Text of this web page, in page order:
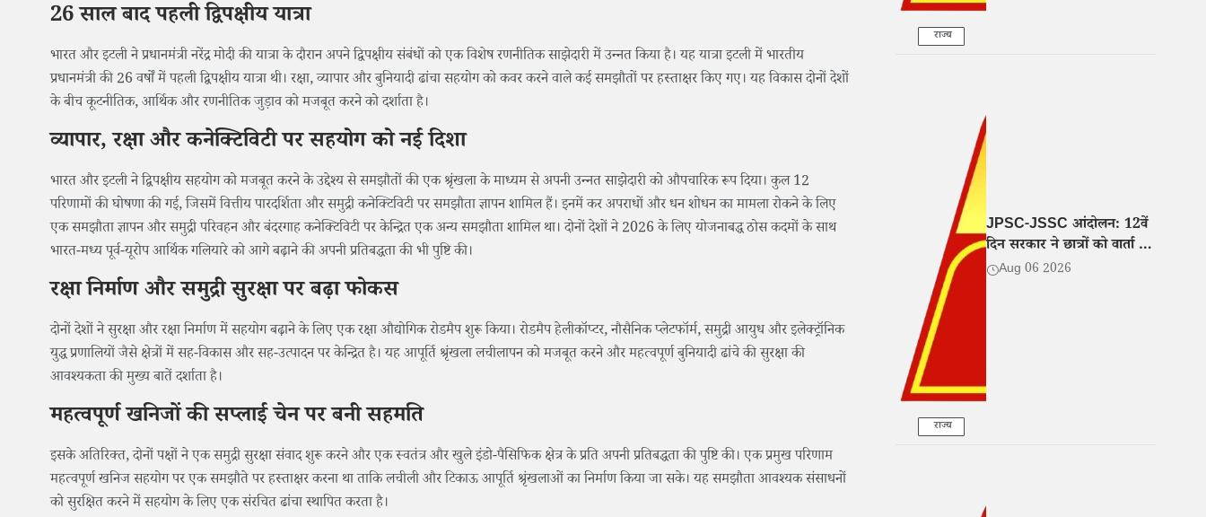
26 साल बाद पहली द्विपक्षीय यात्रा
भारत और इटली ने प्रधानमंत्री नरेंद्र मोदी की यात्रा के दौरान अपने द्विपक्षीय संबंधों को एक विशेष रणनीतिक साझेदारी में उन्नत किया है। यह यात्रा इटली में भारतीय
प्रधानमंत्री की 26 वर्षों में पहली द्विपक्षीय यात्रा थी। रक्षा, व्यापार और बुनियादी ढांचा सहयोग को कवर करने वाले कई समझौतों पर हस्ताक्षर किए गए। यह विकास दोनों देशों
के बीच कूटनीतिक, आर्थिक और रणनीतिक जुड़ाव को मजबूत करने को दर्शाता है।
व्यापार, रक्षा और कनेक्टिविटी पर सहयोग को नई दिशा
भारत और इटली ने द्विपक्षीय सहयोग को मजबूत करने के उद्देश्य से समझौतों की एक श्रृंखला के माध्यम से अपनी उन्नत साझेदारी को औपचारिक रूप दिया। कुल 12
परिणामों की घोषणा की गई, जिसमें वित्तीय पारदर्शिता और समुद्री कनेक्टिविटी पर समझौता ज्ञापन शामिल हैं। इनमें कर अपराधों और धन शोधन का मामला रोकने के लिए
एक समझौता ज्ञापन और समुद्री परिवहन और बंदरगाह कनेक्टिविटी पर केन्द्रित एक अन्य समझौता शामिल था। दोनों देशों ने 2026 के लिए योजनाबद्ध ठोस कदमों के साथ
भारत-मध्य पूर्व-यूरोप आर्थिक गलियारे को आगे बढ़ाने की अपनी प्रतिबद्धता की भी पुष्टि की।
रक्षा निर्माण और समुद्री सुरक्षा पर बढ़ा फोकस
दोनों देशों ने सुरक्षा और रक्षा निर्माण में सहयोग बढ़ाने के लिए एक रक्षा औद्योगिक रोडमैप शुरू किया। रोडमैप हेलीकॉप्टर, नौसैनिक प्लेटफॉर्म, समुद्री आयुध और इलेक्ट्रॉनिक
युद्ध प्रणालियों जैसे क्षेत्रों में सह-विकास और सह-उत्पादन पर केन्द्रित है। यह आपूर्ति श्रृंखला लचीलापन को मजबूत करने और महत्वपूर्ण बुनियादी ढांचे की सुरक्षा की
आवश्यकता की मुख्य बातें दर्शाता है।
महत्वपूर्ण खनिजों की सप्लाई चेन पर बनी सहमति
इसके अतिरिक्त, दोनों पक्षों ने एक समुद्री सुरक्षा संवाद शुरू करने और एक स्वतंत्र और खुले इंडो-पैसिफिक क्षेत्र के प्रति अपनी प्रतिबद्धता की पुष्टि की। एक प्रमुख परिणाम
महत्वपूर्ण खनिज सहयोग पर एक समझौते पर हस्ताक्षर करना था ताकि लचीली और टिकाऊ आपूर्ति श्रृंखलाओं का निर्माण किया जा सके। यह समझौता आवश्यक संसाधनों
को सुरक्षित करने में सहयोग के लिए एक संरचित ढांचा स्थापित करता है।
राज्य
राज्य
JPSC-JSSC आंदोलन: 12वें
दिन सरकार ने छात्रों को वार्ता के
लिए बुलाया
Aug 06 2026